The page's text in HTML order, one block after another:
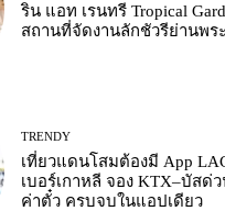
ริน แอท เรนทรี Tropical
สถานที่จัดงานลักชัวรีย่านพร
TRENDY
เที่ยวแดนโสมต้องมี App
เบอร์เกาหลี จอง KTX–บัสด่
ค่าตั๋ว ครบจบในแอปเดียว